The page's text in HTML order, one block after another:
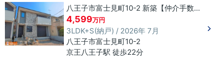
八王子市富士見町10-2 新築【仲介手数料無料】
4,599万円
3LDK+S(納戸) / 2026年 7月
八王子市富士見町10-2
京王八王子駅 徒歩22分